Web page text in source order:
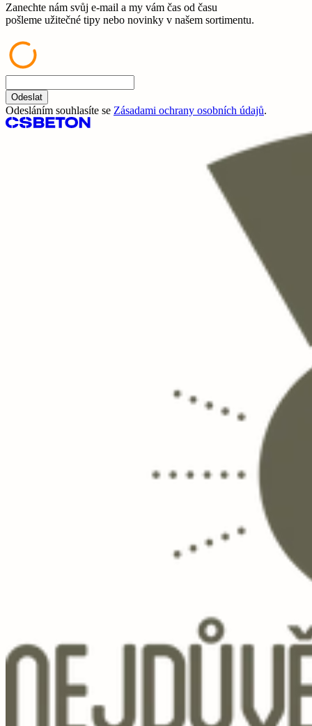
Zanechte nám svůj e-mail a my vám čas od času
pošleme užitečné tipy nebo novinky v našem sortimentu.
Odeslat
Odesláním souhlasíte se Zásadami ochrany osobních údajů.